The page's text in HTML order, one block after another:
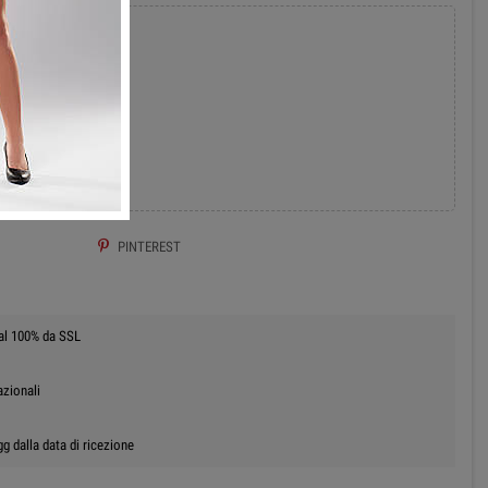
CARRELLO
PINTEREST
da SSL
dalla data di ricezione